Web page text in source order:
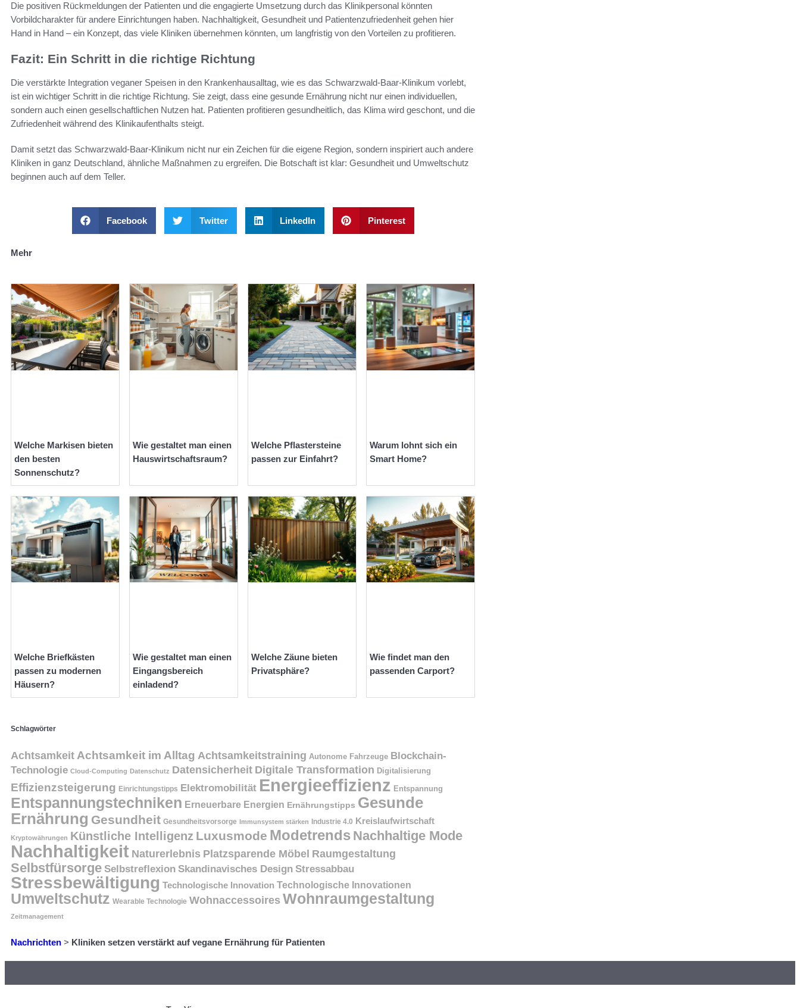
Die positiven Rückmeldungen der Patienten und die engagierte Umsetzung durch das Klinikpersonal könnten
Vorbildcharakter für andere Einrichtungen haben. Nachhaltigkeit, Gesundheit und Patientenzufriedenheit gehen hier
Hand in Hand – ein Konzept, das viele Kliniken übernehmen könnten, um langfristig von den Vorteilen zu profitieren.
Fazit: Ein Schritt in die richtige Richtung
Die verstärkte Integration veganer Speisen in den Krankenhausalltag, wie es das Schwarzwald-Baar-Klinikum vorlebt,
ist ein wichtiger Schritt in die richtige Richtung. Sie zeigt, dass eine gesunde Ernährung nicht nur einen individuellen,
sondern auch einen gesellschaftlichen Nutzen hat. Patienten profitieren gesundheitlich, das Klima wird geschont, und die
Zufriedenheit während des Klinikaufenthalts steigt.
Damit setzt das Schwarzwald-Baar-Klinikum nicht nur ein Zeichen für die eigene Region, sondern inspiriert auch andere
Kliniken in ganz Deutschland, ähnliche Maßnahmen zu ergreifen. Die Botschaft ist klar: Gesundheit und Umweltschutz
beginnen auch auf dem Teller.
Facebook Twitter LinkedIn Pinterest
Mehr
Welche Markisen bieten
den besten
Sonnenschutz?
Wie gestaltet man einen
Hauswirtschaftsraum?
Welche Pflastersteine
passen zur Einfahrt?
Warum lohnt sich ein
Smart Home?
Welche Briefkästen
passen zu modernen
Häusern?
Wie gestaltet man einen
Eingangsbereich
einladend?
Welche Zäune bieten
Privatsphäre?
Wie findet man den
passenden Carport?
Schlagwörter
Achtsamkeit Achtsamkeit im Alltag Achtsamkeitstraining Autonome Fahrzeuge Blockchain-
Technologie Cloud-Computing Datenschutz Datensicherheit Digitale Transformation Digitalisierung
Effizienzsteigerung Einrichtungstipps Elektromobilität Energieeffizienz Entspannung
Entspannungstechniken Erneuerbare Energien Ernährungstipps Gesunde
Ernährung Gesundheit Gesundheitsvorsorge Immunsystem stärken Industrie 4.0 Kreislaufwirtschaft
Kryptowährungen Künstliche Intelligenz Luxusmode Modetrends Nachhaltige Mode
Nachhaltigkeit Naturerlebnis Platzsparende Möbel Raumgestaltung
Selbstfürsorge Selbstreflexion Skandinavisches Design Stressabbau
Stressbewältigung Technologische Innovation Technologische Innovationen
Umweltschutz Wearable Technologie Wohnaccessoires Wohnraumgestaltung
Zeitmanagement
Nachrichten > Kliniken setzen verstärkt auf vegane Ernährung für Patienten